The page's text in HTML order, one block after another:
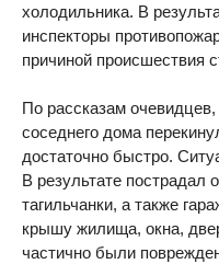
холодильника. В
инспекторы
причиной происшествия
По рассказам
соседнего дома
достаточно быстро.
В результате
тагильчанки, а также
крышу жилища, окна,
частично были